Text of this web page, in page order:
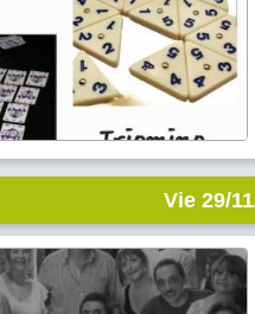
Vie 29/